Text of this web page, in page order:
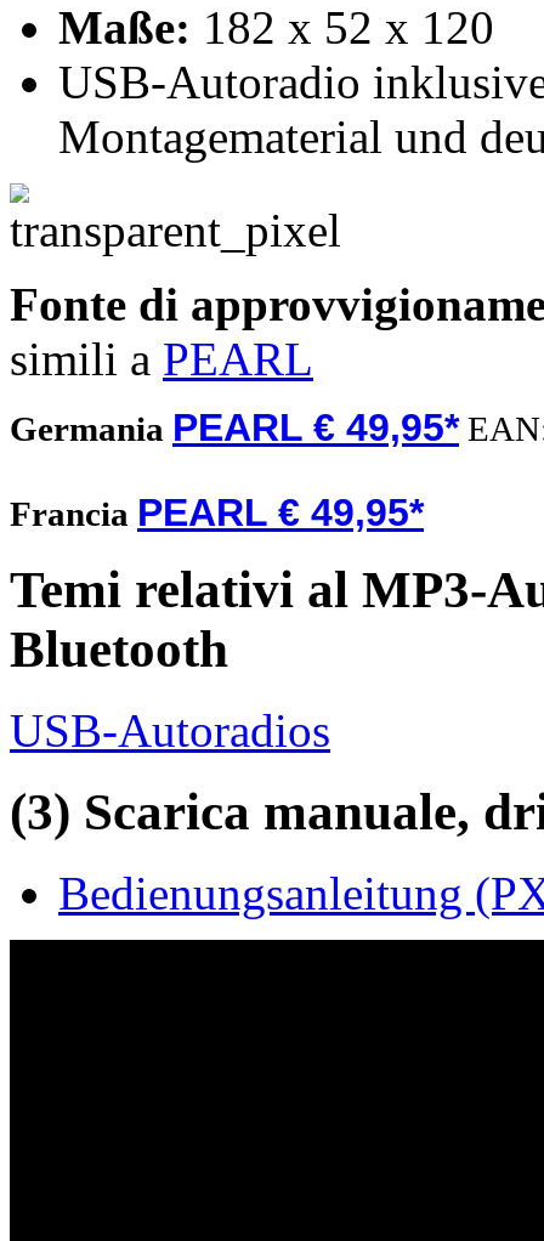
Maße: 182 x 52 x 120
USB-Autoradio
Montagematerial und
Fonte di
simili a PEARL
Germania PEARL € 49,95*
Francia PEARL € 49,95*
Temi relativi al MP3-
Bluetooth
USB-Autoradios
(3) Scarica manuale,
Bedienungsanleitung